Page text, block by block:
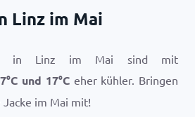
Linz im Mai
in Linz im Mai sind mit
7°C und 17°Ceher kühler. Bringen
im Mai mit!